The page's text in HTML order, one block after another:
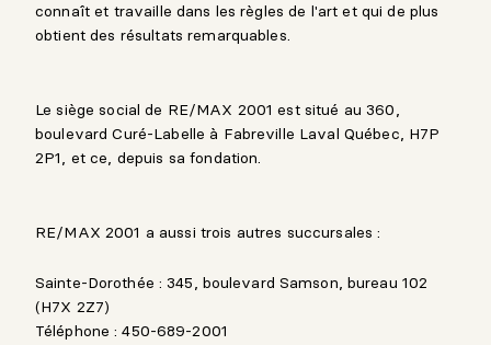
connaît et travaille dans les règles de l'art et qui de plus
obtient des résultats remarquables.
Le siège social de RE/MAX 2001 est situé au 360,
boulevard Curé-Labelle à Fabreville Laval Québec, H7P
2P1, et ce, depuis sa fondation.
RE/MAX 2001 a aussi trois autres succursales :
Sainte-Dorothée : 345, boulevard Samson, bureau 102
(H7X 2Z7)
Téléphone : 450-689-2001